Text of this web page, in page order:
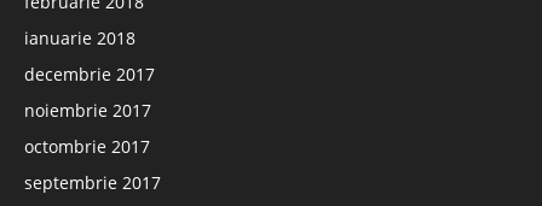
ianuarie 2018
decembrie 2017
noiembrie 2017
octombrie 2017
septembrie 2017